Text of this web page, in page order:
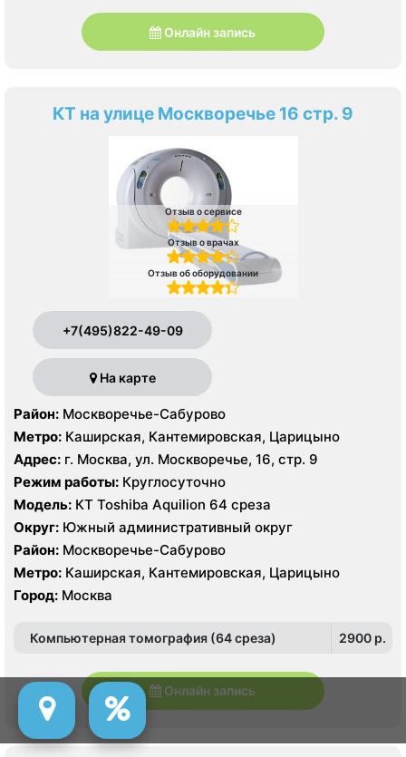
Онлайн запись
КТ на улице Москворечье 16 стр. 9
Отзыв о сервисе
Отзыв о врачах
Отзыв об оборудовании
+7(495)822-49-09
На карте
Район: Москворечье-Сабурово
Метро: Каширская, Кантемировская, Царицыно
Адрес: г. Москва, ул. Москворечье, 16, стр. 9
Режим работы: Круглосуточно
Модель: КТ Toshiba Aquilion 64 среза
Округ: Южный административный округ
Район: Москворечье-Сабурово
Метро: Каширская, Кантемировская, Царицыно
Город: Москва
Компьютерная томография (64 среза) 2900 p.
Онлайн запись